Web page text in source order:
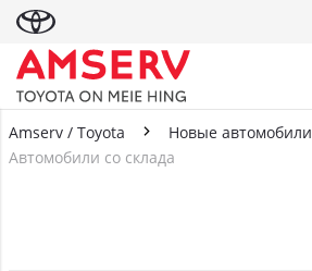
Amserv / Toyota
Новые автомобили
Автомобили со склада